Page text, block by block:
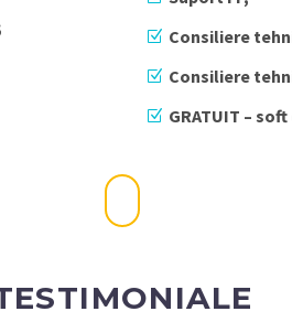
Consiliere
Consiliere
GRATUIT –